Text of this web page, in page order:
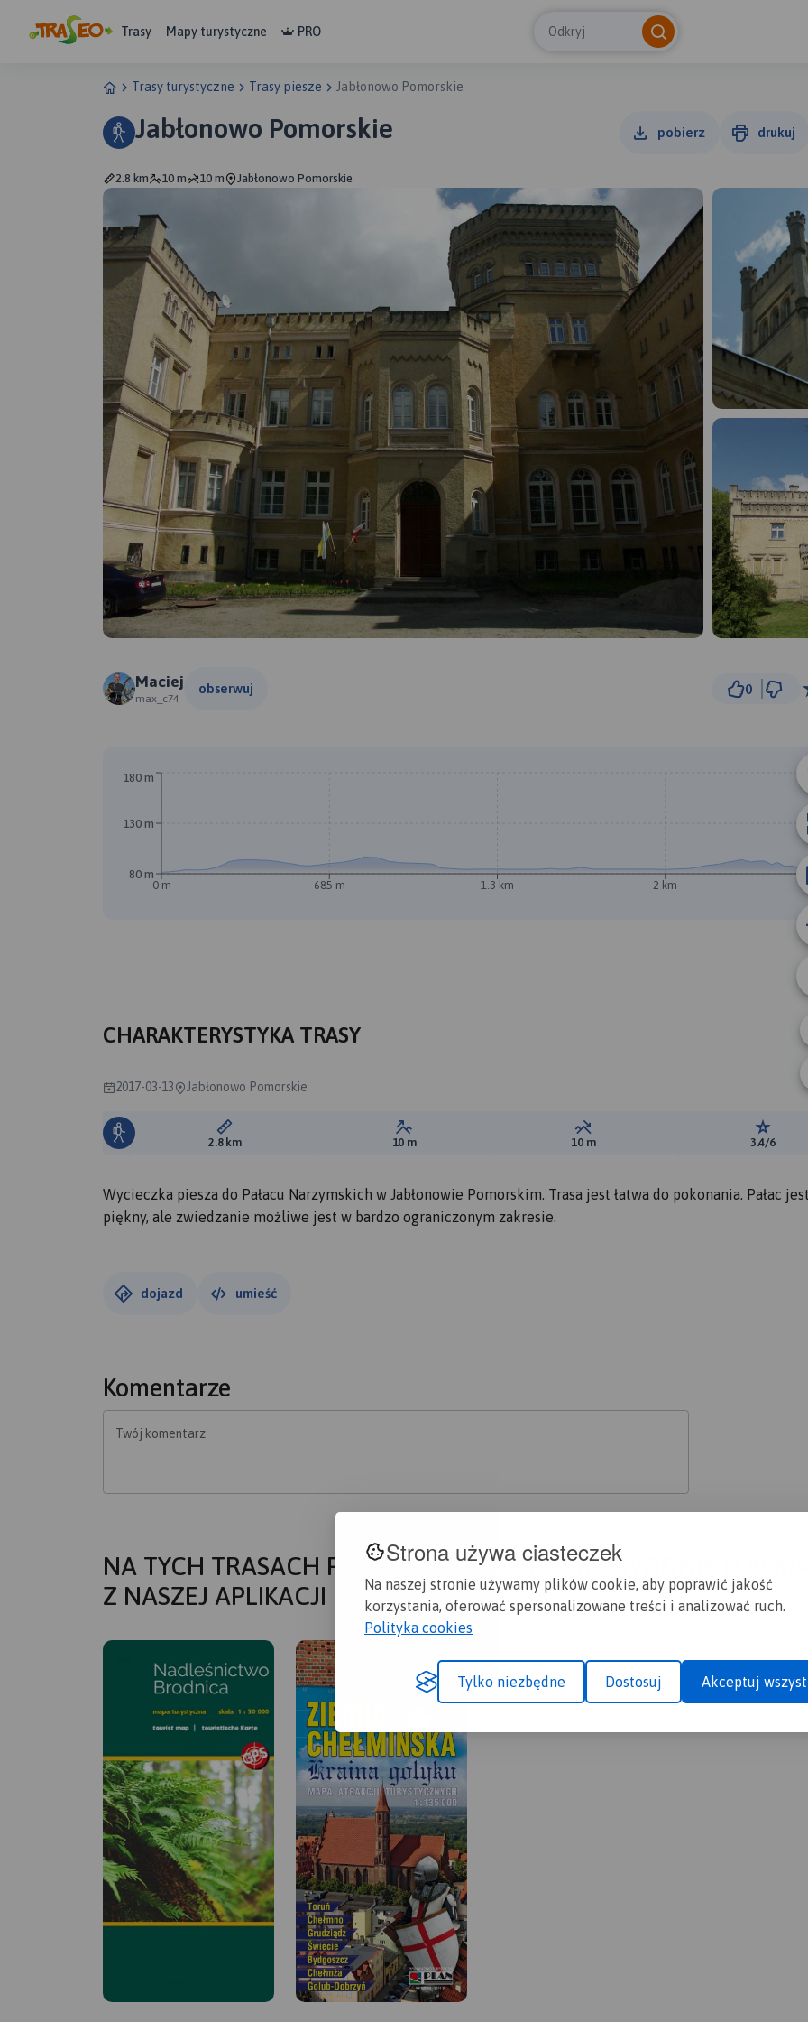
Strona używa ciasteczek
Na naszej stronie używamy plików cookie, aby poprawić jakość
korzystania, oferować spersonalizowane treści i analizować ruch.
Polityka cookies
Tylko niezbędne Dostosuj Akceptuj
Trasy Mapy turystyczne PRO Odkryj
Trasy turystyczne Trasy piesze Jabłonowo Pomorskie
Jabłonowo Pomorskie pobierz drukuj
2.8 km 10 m 10 m Jabłonowo Pomorskie
Maciej
max_c74
obserwuj 0
0 m 685 m 1.3 km 2 km
80 m
130 m
180 m
CHARAKTERYSTYKA TRASY
2017-03-13 Jabłonowo Pomorskie
Długość trasy:
2.8 km Suma przewyższeń:
10 m Suma spadków:
10 m Ocena
3.4/6
Wycieczka piesza do Pałacu Narzymskich w Jabłonowie Pomorskim. Trasa jest łatwa do pokonania. Pałac
piękny, ale zwiedzanie możliwe jest w bardzo ograniczonym zakresie.
dojazd umieść
Komentarze
Twój komentarz
NA TYCH TRASACH PRZYDA CI SIĘ MAPOPRZEWODNIK LUB
Z NASZEJ APLIKACJI